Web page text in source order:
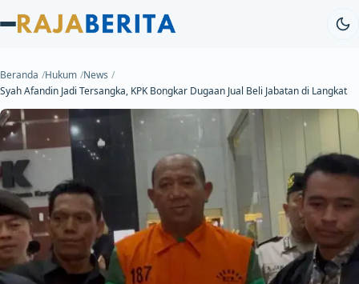
Beranda Hukum News
Syah Afandin Jadi Tersangka, KPK Bongkar Dugaan Jual Beli Jabatan di Langkat